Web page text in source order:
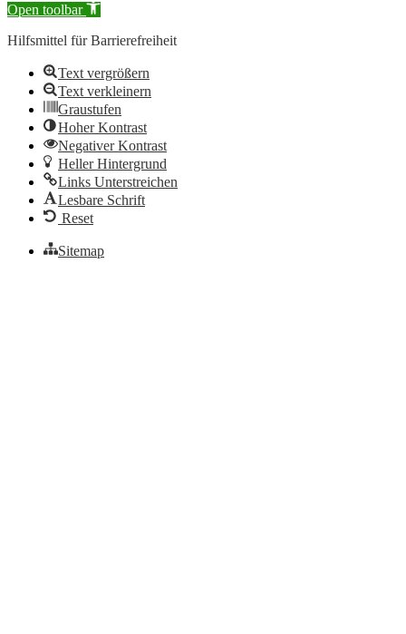
Open toolbar
Hilfsmittel für Barrierefreiheit
Text vergrößern
Text verkleinern
Graustufen
Hoher Kontrast
Negativer Kontrast
Heller Hintergrund
Links Unterstreichen
Lesbare Schrift
Reset
Sitemap